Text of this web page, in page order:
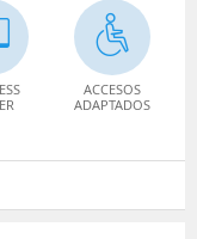
ACCESOS
ADAPTADOS